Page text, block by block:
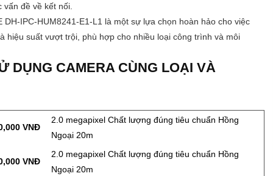
đề về kết nối.
IPC-HUM8241-E1-L1 là một sự lựa chọn hoàn hảo cho việc
hiệu suất vượt trội, phù hợp cho nhiều loại công trình và môi
DỤNG CAMERA CÙNG LOẠI VÀ
VNĐ
2.0 megapixel Chất lượng đúng tiêu chuẩn Hồng
Ngoại 20m
VNĐ
2.0 megapixel Chất lượng đúng tiêu chuẩn Hồng
Ngoại 20m